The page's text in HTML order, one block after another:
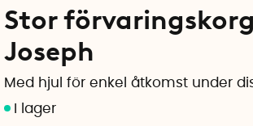
Stor
Joseph
Med hjul för enkel åtkomst under